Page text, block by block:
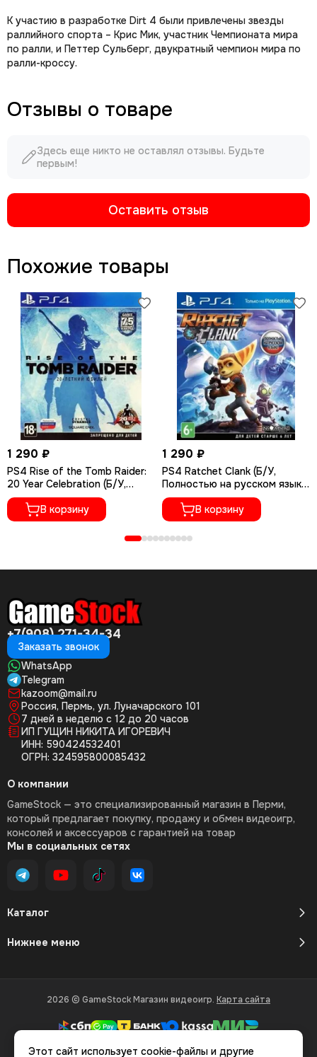
К участию в разработке Dirt 4 были привлечены звезды
раллийного спорта – Крис Мик, участник Чемпионата мира
по ралли, и Петтер Сульберг, двукратный чемпион мира по
ралли-кроссу.
Отзывы о товаре
Здесь еще никто не оставлял отзывы. Будьте
первым!
Оставить отзыв
Похожие товары
1 290 ₽
PS4 Rise of the Tomb Raider:
20 Year Celebration (Б/У,
Полностью на русском языке,
CUSA-05716)
В корзину
1 290 ₽
PS4 Ratchet Сlank (Б/У,
Полностью на русском языке,
CUSA-01073)
В корзину
+7(908) 271-34-34
Заказать звонок
WhatsApp
Telegram
kazoom@mail.ru
Россия, Пермь, ул. Луначарского 101
7 дней в неделю с 12 до 20 часов
ИП ГУЩИН НИКИТА ИГОРЕВИЧ
ИНН: 590424532401
ОГРН: 324595800085432
Каталог
Нижнее меню
О компании
GameStock — это специализированный магазин в Перми,
который предлагает покупку, продажу и обмен видеоигр,
консолей и аксессуаров с гарантией на товар
Мы в социальных сетях
2026 © GameStock Магазин видеоигр. Карта сайта
Вся представленная на сайте информация, касающаяся
Этот сайт использует cookie-файлы и другие